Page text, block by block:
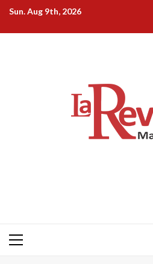
Skip
content
Sun. Aug 9th, 2026
Primary